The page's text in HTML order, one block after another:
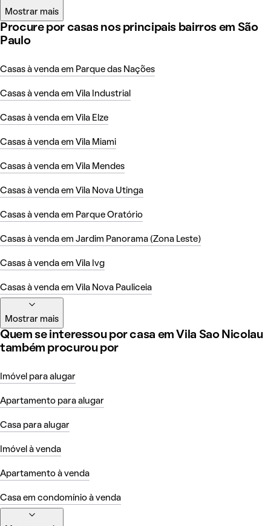
Mostrar mais
Procure por casas nos principais bairros em São
Paulo
Casas à venda em Parque das Nações
Casas à venda em Vila Industrial
Casas à venda em Vila Elze
Casas à venda em Vila Miami
Casas à venda em Vila Mendes
Casas à venda em Vila Nova Utinga
Casas à venda em Parque Oratório
Casas à venda em Jardim Panorama (Zona Leste)
Casas à venda em Vila Ivg
Casas à venda em Vila Nova Pauliceia
Mostrar mais
Quem se interessou por casa em Vila Sao Nicolau
também procurou por
Imóvel para alugar
Apartamento para alugar
Casa para alugar
Imóvel à venda
Apartamento à venda
Casa em condomínio à venda